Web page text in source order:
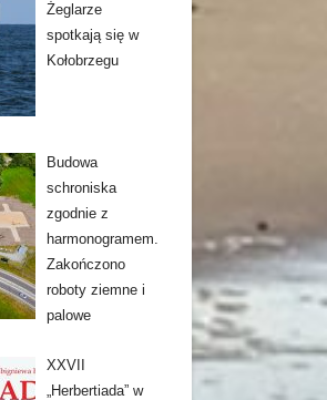
Żeglarze
spotkają się w
Kołobrzegu
Budowa
schroniska
zgodnie z
harmonogramem.
Zakończono
roboty ziemne i
palowe
XXVII
„Herbertiada” w